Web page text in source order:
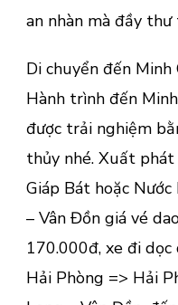
an nhàn mà đầy thư
Di chuyển đến Minh
Hành trình đến
được trải nghiệm
thủy nhé. Xuất
Giáp Bát hoặc
– Vân Đồn giá vé
170.000đ, xe đi dọc
Hải Phòng => Hải